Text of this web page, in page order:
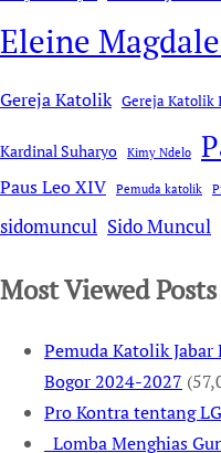
Eleine
Gereja Katolik Gereja Katolik
Kardinal Suharyo Kimy Ndelo
Paus Leo XIV Pemuda katolik
sidomuncul Sido Muncul
Most Viewed Posts
Pemuda Katolik
Bogor 2024-2027
Pro Kontra tentang
Lomba Menghias